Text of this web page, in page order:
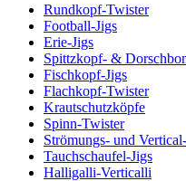
Rundkopf-Twister
Football-Jigs
Erie-Jigs
Spittzkopf- &
Fischkopf-Jigs
Flachkopf-Twister
Krautschutzköpfe
Spinn-Twister
Strömungs- und
Tauchschaufel-Jigs
Halligalli-Verticalli